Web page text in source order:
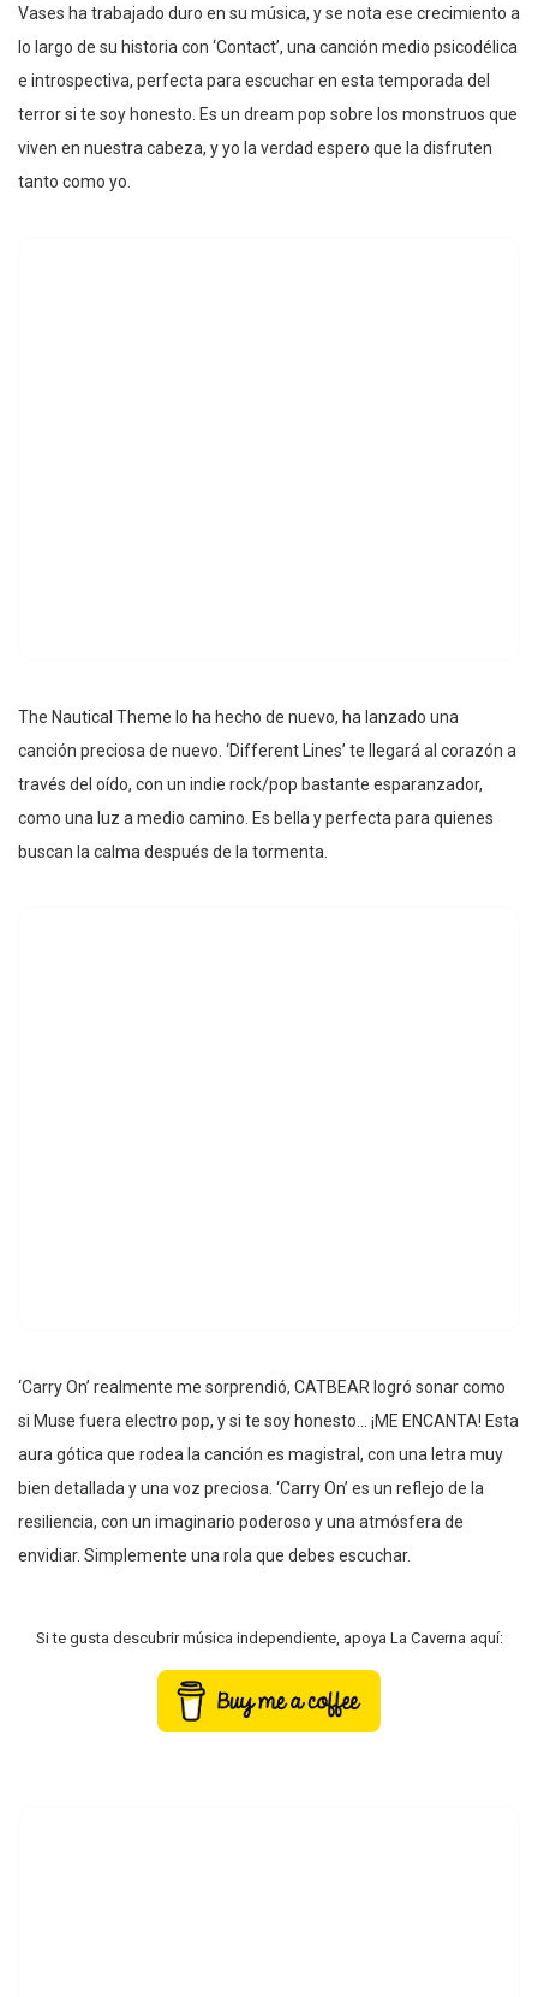
Vases ha trabajado duro en su música, y se nota ese crecimiento a
lo largo de su historia con ‘Contact’, una canción medio psicodélica
e introspectiva, perfecta para escuchar en esta temporada del
terror si te soy honesto. Es un dream pop sobre los monstruos que
viven en nuestra cabeza, y yo la verdad espero que la disfruten
tanto como yo.
The Nautical Theme lo ha hecho de nuevo, ha lanzado una
canción preciosa de nuevo. ‘Different Lines’ te llegará al corazón a
través del oído, con un indie rock/pop bastante esparanzador,
como una luz a medio camino. Es bella y perfecta para quienes
buscan la calma después de la tormenta.
‘Carry On’ realmente me sorprendió, CATBEAR logró sonar como
si Muse fuera electro pop, y si te soy honesto… ¡ME ENCANTA! Esta
aura gótica que rodea la canción es magistral, con una letra muy
bien detallada y una voz preciosa. ‘Carry On’ es un reflejo de la
resiliencia, con un imaginario poderoso y una atmósfera de
envidiar. Simplemente una rola que debes escuchar.
Si te gusta descubrir música independiente, apoya La Caverna aquí: